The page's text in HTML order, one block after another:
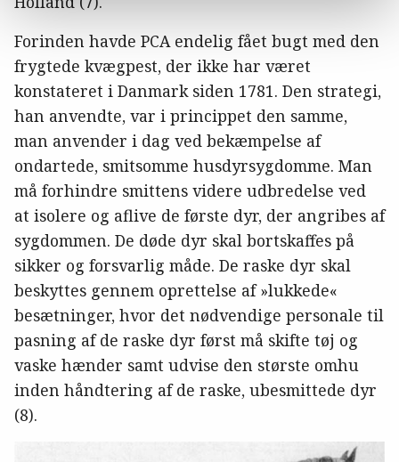
Forinden havde PCA endelig fået bugt med den
frygtede kvægpest, der ikke har været
konstateret i Danmark siden 1781. Den strategi,
han anvendte, var i princippet den samme,
man anvender i dag ved bekæmpelse af
ondartede, smitsomme husdyrsygdomme. Man
må forhindre smittens videre udbredelse ved
at isolere og aflive de første dyr, der angribes af
sygdommen. De døde dyr skal bortskaffes på
sikker og forsvarlig måde. De raske dyr skal
beskyttes gennem oprettelse af »lukkede«
besætninger, hvor det nødvendige personale til
pasning af de raske dyr først må skifte tøj og
vaske hænder samt udvise den største omhu
inden håndtering af de raske, ubesmittede dyr
(8).